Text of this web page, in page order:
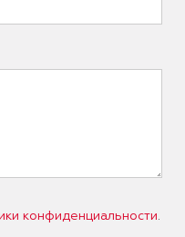
конфиденциальности